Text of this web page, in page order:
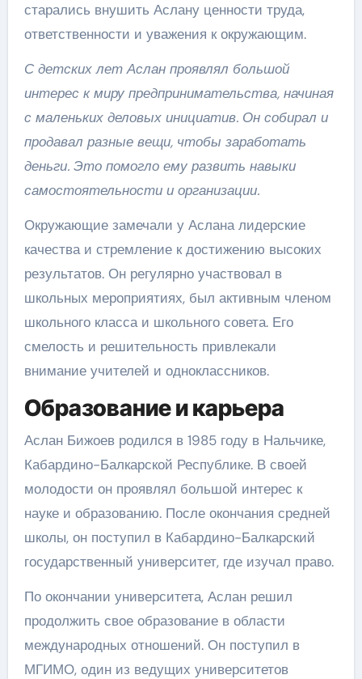
старались внушить Аслану ценности труда,
ответственности и уважения к окружающим.
С детских лет Аслан проявлял большой
интерес к миру предпринимательства, начиная
с маленьких деловых инициатив. Он собирал и
продавал разные вещи, чтобы заработать
деньги. Это помогло ему развить навыки
самостоятельности и организации.
Окружающие замечали у Аслана лидерские
качества и стремление к достижению высоких
результатов. Он регулярно участвовал в
школьных мероприятиях, был активным членом
школьного класса и школьного совета. Его
смелость и решительность привлекали
внимание учителей и одноклассников.
Образование и карьера
Аслан Бижоев родился в 1985 году в Нальчике,
Кабардино-Балкарской Республике. В своей
молодости он проявлял большой интерес к
науке и образованию. После окончания средней
школы, он поступил в Кабардино-Балкарский
государственный университет, где изучал право.
По окончании университета, Аслан решил
продолжить свое образование в области
международных отношений. Он поступил в
МГИМО, один из ведущих университетов